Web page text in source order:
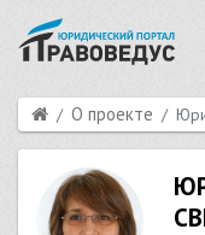
О проекте